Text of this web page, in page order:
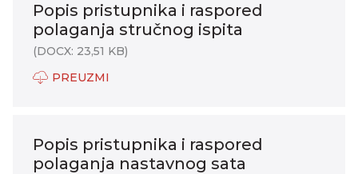
Popis pristupnika i raspored
polaganja stručnog ispita
(DOCX: 23,51 KB)
PREUZMI
Popis pristupnika i raspored
polaganja nastavnog sata